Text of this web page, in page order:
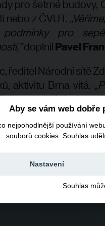
pro šetrné budovy,
nebo z ČVUT.
podmínky pro
doplnilPavel
ředitel Národní sítě
aktivitu Brna vítá.
o zavádění
a udržitelný
mezi ty
Aby se vám web dobře
nejpohodlnější používání
souborů cookies. Souhlas
Nastavení
Souhlas